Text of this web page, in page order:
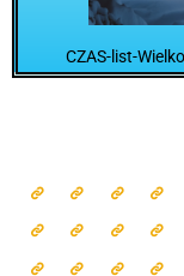
CZAS-list-